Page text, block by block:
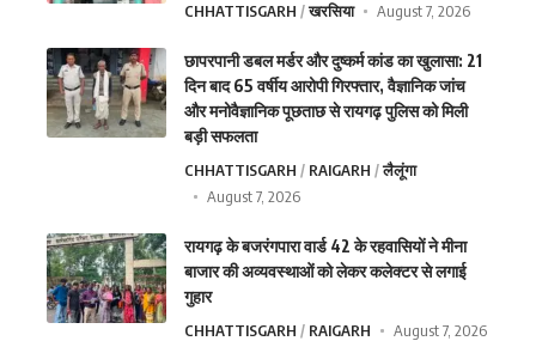
CHHATTISGARH खरसिया August 7, 2026
छापरपानी डबल मर्डर और दुष्कर्म कांड का खुलासा: 21
दिन बाद 65 वर्षीय आरोपी गिरफ्तार, वैज्ञानिक जांच
और मनोवैज्ञानिक पूछताछ से रायगढ़ पुलिस को मिली
बड़ी सफलता
CHHATTISGARH RAIGARH
लैलूंगा
August 7, 2026
रायगढ़ के बजरंगपारा वार्ड 42 के रहवासियों ने मीना
बाजार की अव्यवस्थाओं को लेकर कलेक्टर से लगाई
गुहार
CHHATTISGARH RAIGARH August 7, 2026